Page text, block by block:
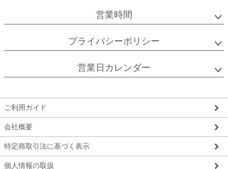
営業時間
プライバシーポリシー
営業日カレンダー
ご利用ガイド
会社概要
特定商取引法に基づく表示
個人情報の取扱